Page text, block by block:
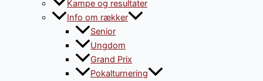
Kampe og resultater
Info om rækker
Senior
Ungdom
Grand Prix
Pokalturnering